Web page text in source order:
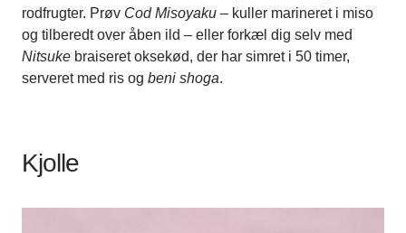
rodfrugter. Prøv Cod Misoyaku – kuller marineret i miso
og tilberedt over åben ild – eller forkæl dig selv med
Nitsuke braiseret oksekød, der har simret i 50 timer,
serveret med ris og beni shoga.
Kjolle